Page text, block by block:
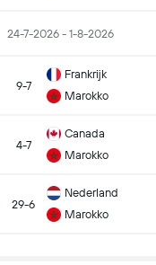
24-7-2026 - 1-8-2026
9-7
Frankrijk
Marokko
4-7
Canada
Marokko
29-6
Nederland
Marokko